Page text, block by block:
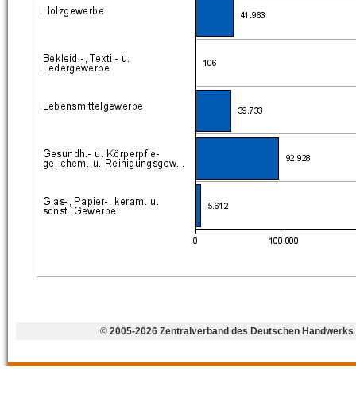
© 2005-2026 Zentralverband des Deutschen Handwerks